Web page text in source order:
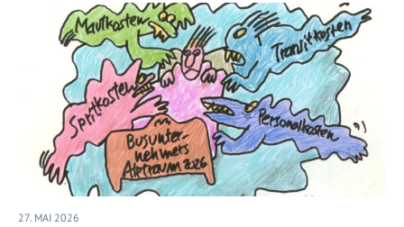
27. MAI 2026